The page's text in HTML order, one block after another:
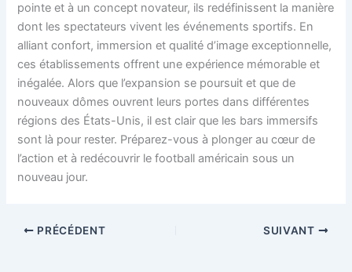
pointe et à un concept novateur, ils redéfinissent la manière
dont les spectateurs vivent les événements sportifs. En
alliant confort, immersion et qualité d’image exceptionnelle,
ces établissements offrent une expérience mémorable et
inégalée. Alors que l’expansion se poursuit et que de
nouveaux dômes ouvrent leurs portes dans différentes
régions des États-Unis, il est clair que les bars immersifs
sont là pour rester. Préparez-vous à plonger au cœur de
l’action et à redécouvrir le football américain sous un
nouveau jour.
PRÉCÉDENT SUIVANT